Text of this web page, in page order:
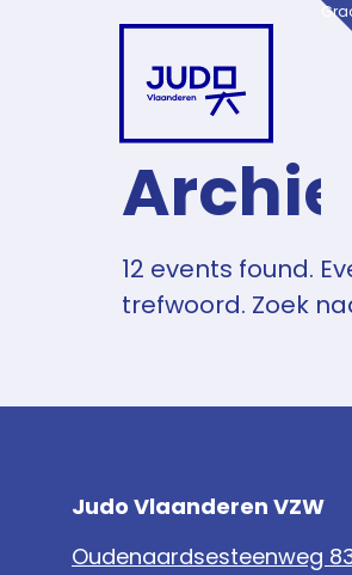
12 events found.
trefwoord. Zoek
Judo Vlaanderen VZW
Oudenaardsesteenweg